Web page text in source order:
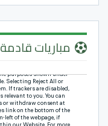
مباريات قادمة